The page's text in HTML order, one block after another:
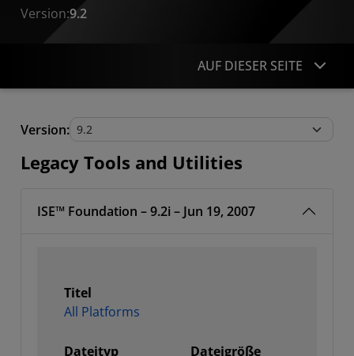
Version:9.2
AUF DIESER SEITE
Legacy Tools and Utilities
Version:
Legacy Tools and Utilities
ISE™ Foundation – 9.2i – Jun 19, 2007
Titel
All Platforms
Dateityp
Dateigröße